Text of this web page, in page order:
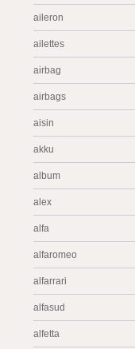
aileron
ailettes
airbag
airbags
aisin
akku
album
alex
alfa
alfaromeo
alfarrari
alfasud
alfetta